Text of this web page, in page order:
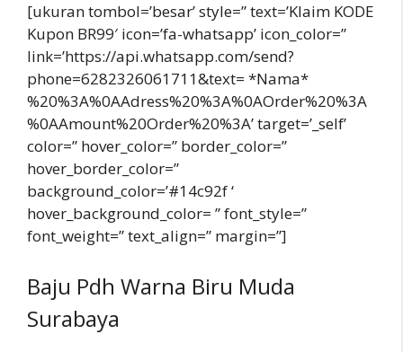
[ukuran tombol=’besar’ style=” text=’Klaim KODE
Kupon BR99′ icon=’fa-whatsapp’ icon_color=”
link=’https://api.whatsapp.com/send?
phone=6282326061711&text= *Nama*
%20%3A%0AAdress%20%3A%0AOrder%20%3A
%0AAmount%20Order%20%3A’ target=’_self’
color=” hover_color=” border_color=”
hover_border_color=”
background_color=’#14c92f ‘
hover_background_color= ” font_style=”
font_weight=” text_align=” margin=”]
Baju Pdh Warna Biru Muda
Surabaya